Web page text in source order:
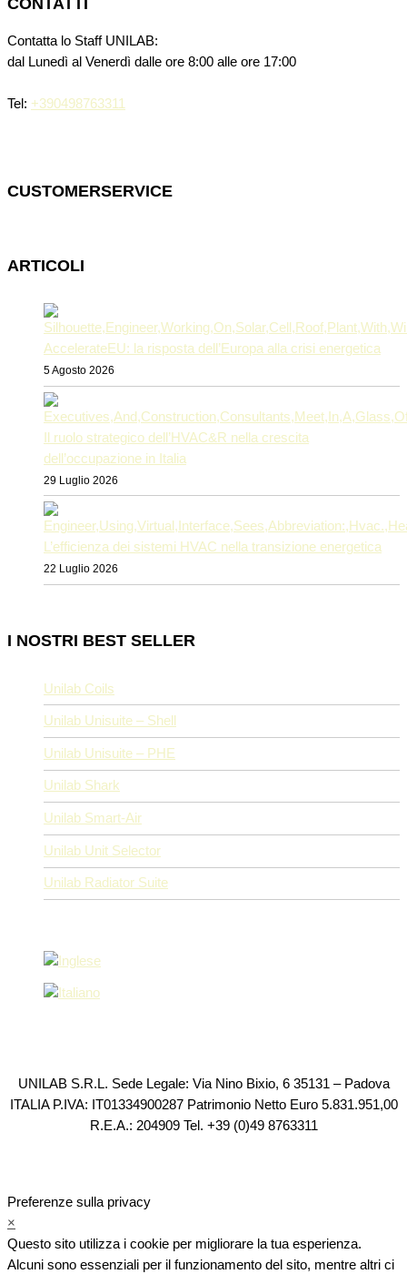
Contatta lo Staff UNILAB:
dal Lunedì al Venerdì dalle ore 8:00 alle ore 17:00
Tel: +390498763311
CUSTOMERSERVICE
ARTICOLI
AccelerateEU: la risposta dell’Europa alla crisi energetica
5 Agosto 2026
Il ruolo strategico dell’HVAC&R nella crescita
dell’occupazione in Italia
29 Luglio 2026
L’efficienza dei sistemi HVAC nella transizione energetica
22 Luglio 2026
I NOSTRI BEST SELLER
Unilab Coils
Unilab Unisuite – Shell
Unilab Unisuite – PHE
Unilab Shark
Unilab Smart-Air
Unilab Unit Selector
Unilab Radiator Suite
UNILAB S.R.L. Sede Legale: Via Nino Bixio, 6 35131 – Padova
ITALIA P.IVA: IT01334900287 Patrimonio Netto Euro 5.831.951,00
R.E.A.: 204909 Tel. +39 (0)49 8763311
Preferenze sulla privacy
×
Questo sito utilizza i cookie per migliorare la tua esperienza.
Alcuni sono essenziali per il funzionamento del sito, mentre altri ci